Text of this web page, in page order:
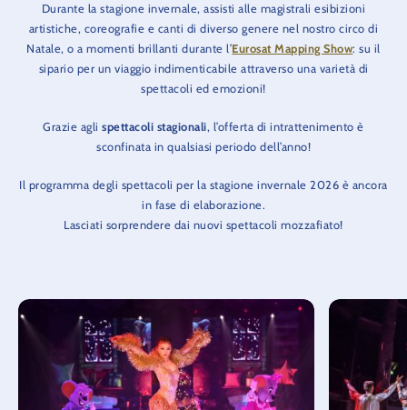
Durante la stagione invernale, assisti alle magistrali esibizioni
artistiche, coreografie e canti di diverso genere nel nostro circo di
Natale, o a momenti brillanti durante l’Eurosat Mapping Show: su il
sipario per un viaggio indimenticabile attraverso una varietà di
spettacoli ed emozioni!
Grazie aglispettacoli stagionali, l’offerta di intrattenimento è
sconfinata in qualsiasi periodo dell’anno!
Il programma degli spettacoli per la stagione invernale 2026 è ancora
in fase di elaborazione.
Lasciati sorprendere dai nuovi spettacoli mozzafiato!